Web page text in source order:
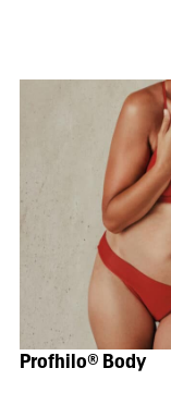
Profhilo® Body